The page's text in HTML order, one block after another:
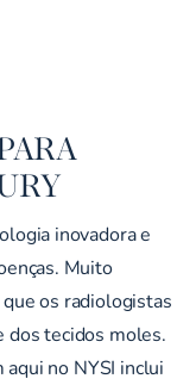
inovadora e
Muito
os radiologistas
dos tecidos moles.
aqui no NYSI inclui